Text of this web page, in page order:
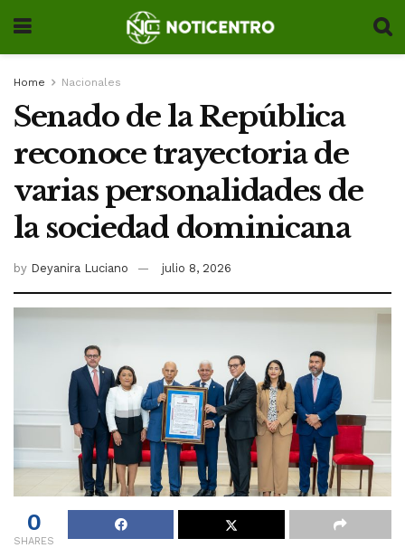
Home Nacionales
Senado de la República
reconoce trayectoria de
varias personalidades de
la sociedad dominicana
by Deyanira Luciano julio 8, 2026
0
SHARES